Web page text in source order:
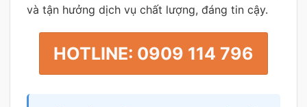
và tận hưởng dịch vụ chất lượng, đáng tin cậy.
HOTLINE: 0909 114 796